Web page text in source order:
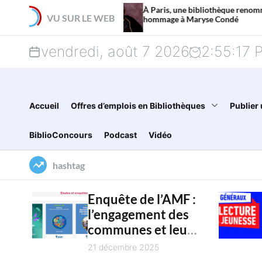
k
c
o
VU SUR LE WEB
À Paris, une bibliothèque renommée en
hommage à Maryse Condé
vendredi, août 7 2026 2:55:18
Accueil Offres d’emplois en Bibliothèques Publier
BiblioConcours Podcast Vidéo
hashtag
Enquête de l’AMF :
l’engagement des
communes et leur
intercommunalité
21 décembre 2025